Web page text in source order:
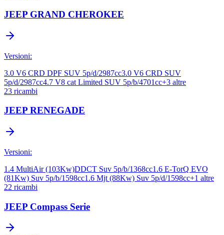
JEEP GRAND CHEROKEE
Versioni:
3.0 V6 CRD DPF SUV 5p/d/2987cc3.0 V6 CRD SUV
5p/d/2987cc4.7 V8 cat Limited SUV 5p/b/4701cc+3 altre
23 ricambi
JEEP RENEGADE
Versioni:
1.4 MultiAir (103Kw)DDCT Suv 5p/b/1368cc1.6 E-TorQ EVO
(81Kw) Suv 5p/b/1598cc1.6 Mjt (88Kw) Suv 5p/d/1598cc+1 altre
22 ricambi
JEEP Compass Serie